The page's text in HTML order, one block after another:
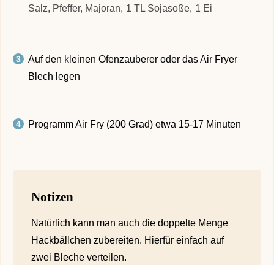
Salz, Pfeffer, Majoran, 1 TL Sojasoße, 1 Ei
Auf den kleinen Ofenzauberer oder das Air Fryer
Blech legen
Programm Air Fry (200 Grad) etwa 15-17 Minuten
Notizen
Natürlich kann man auch die doppelte Menge
Hackbällchen zubereiten. Hierfür einfach auf
zwei Bleche verteilen.